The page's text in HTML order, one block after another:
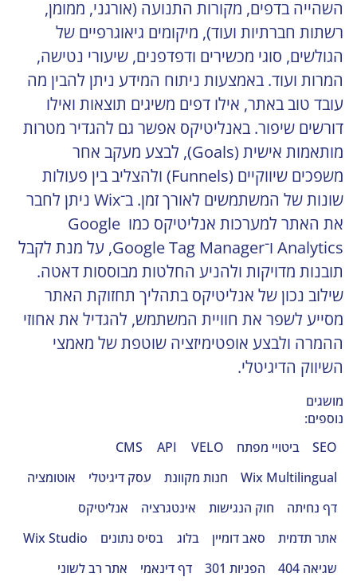
השהייה בדפים, מקורות התנועה (אורגני, ממומן,
רשתות חברתיות ועוד), מיקומים גיאוגרפיים של
הגולשים, סוגי מכשירים ודפדפנים, שיעורי נטישה,
המרות ועוד. באמצעות ניתוח המידע ניתן להבין מה
עובד טוב באתר, אילו דפים משיגים תוצאות ואילו
דורשים שיפור. באנליטיקס אפשר גם להגדיר מטרות
מותאמות אישית (Goals), לבצע מעקב אחר
משפכים שיווקיים (Funnels) ולהצליב בין פעולות
שונות של המשתמשים לאורך זמן. ב־Wix ניתן לחבר
את האתר למערכות אנליטיקס כמו Google
Analytics ו־Google Tag Manager, על מנת לקבל
תובנות מדויקות ולהניע החלטות מבוססות דאטה.
שילוב נכון של אנליטיקס בתהליך תחזוקת האתר
מסייע לשפר את חוויית המשתמש, להגדיל את אחוזי
ההמרה ולבצע אופטימיזציה שוטפת של מאמצי
השיווק הדיגיטלי.
מושגים
נוספים:
SEO
ביטויי מפתח VELO
API
CMS
Wix Multilingual
חנות מקוונת עסק דיגיטלי
אוטומציה
דף נחיתה
חוק הנגישות אינטגרציה
אנליטיקס
אתר תדמית
סאב דומיין בלוג בסיס נתונים
Wix Studio
שגיאה 404
הפניות 301 דף דינאמי
אתר רב לשוני